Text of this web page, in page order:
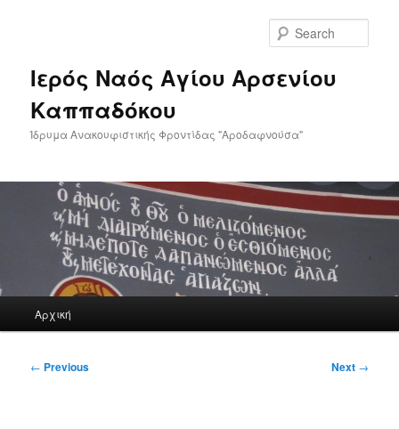
Ιερός Ναός Αγίου Αρσενίου
Καππαδόκου
Ίδρυμα Ανακουφιστικής Φροντίδας "Αροδαφνούσα"
Αρχική
Post
← Previous Next →